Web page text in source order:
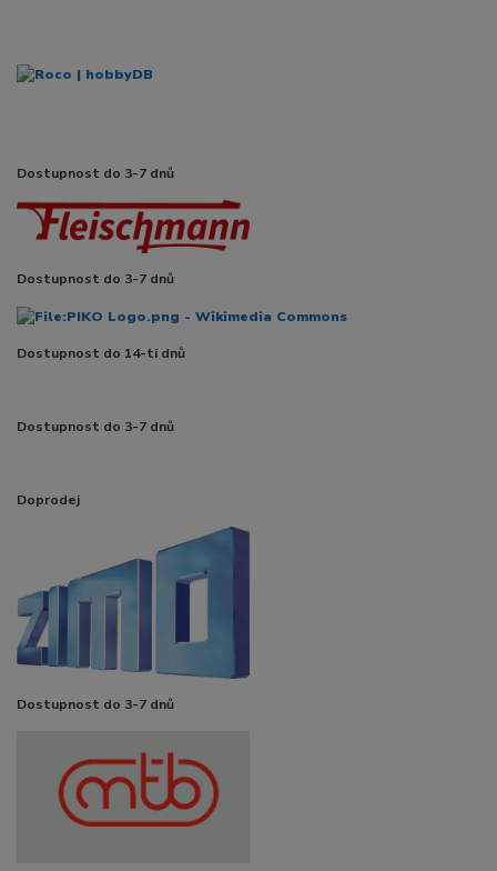
Dostupnost do 3-7 dnů
Dostupnost do 3-7 dnů
Dostupnost do 14-ti dnů
Dostupnost do 3-7 dnů
Doprodej
Dostupnost do 3-7 dnů